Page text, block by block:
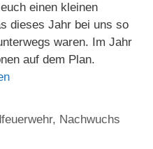
einen kleinen
dieses Jahr bei uns so
waren. Im Jahr
auf dem Plan.
, Nachwuchs